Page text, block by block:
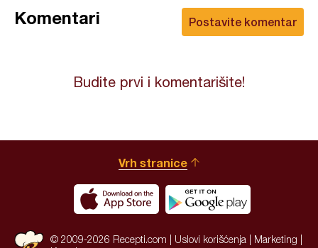
Postavite komentar
Komentari
Budite prvi i komentarišite!
Vrh stranice
© 2009-2026 Recepti.com | Uslovi korišćenja Marketing